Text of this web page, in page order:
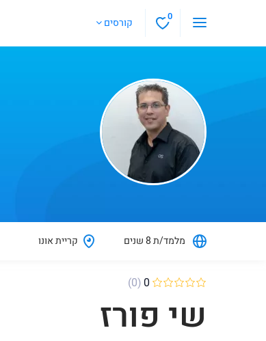
קורסים 0
קריית אונו
(0) 0
שי פורז